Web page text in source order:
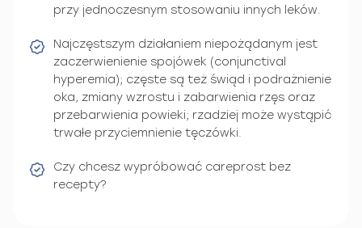
przy jednoczesnym stosowaniu innych leków.
Najczęstszym działaniem niepożądanym jest
zaczerwienienie spojówek (conjunctival
hyperemia); częste są też świąd i podrażnienie
oka, zmiany wzrostu i zabarwienia rzęs oraz
przebarwienia powieki; rzadziej może wystąpić
trwałe przyciemnienie tęczówki.
Czy chcesz wypróbować careprost bez
recepty?